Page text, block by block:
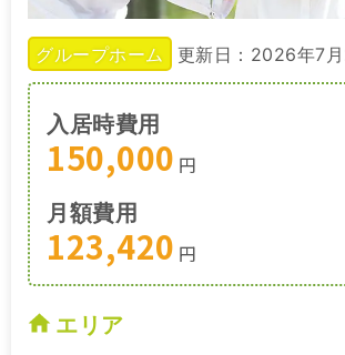
グループホーム 更新日：2026年7
入居時費用
150,000 円
月額費用
123,420 円
エリア